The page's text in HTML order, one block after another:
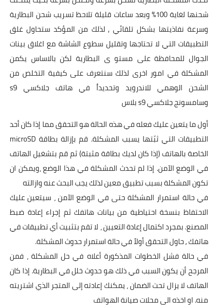
شحنها لغاية 100% وبعد ساعات قليلة تلاحظ تسريب شحن البطارية
وسرعة نفاذيتها بشكل تلقائي , لذلك من المؤكد ستحاول غلق
التطبيقات التي لا تحتاجها وتقليل سطوع الشاشة مع اغلاق بينات
الجوال للمحافظة على مستو ى البطارية لكن بالاساس يكمن
المشكلة في امور اخرى لذلك سنتعرف على كيفية التخلص من
الشحن الوهمي للاندرويد وتحديداُ في هاتف جلاكسي s9
وسامسونج جلاكسي s9 بلاس
أول ما يتعين عليك فعله في هذه الحالة هو التحقق مما إذا كان أحد
التطبيقات التي ثبّتها يسبب المشكلة. قم بإزالة بطاقة microSD
الخاصة بالهاتف (إذا كان لديك بطاقة مثبتة) ثم قم بتشغيل الهاتف
في الوضع الآمن. إذا لم تحدث المشكلة في هذا الوضع ،ويمكن ان
تكون المشكلة بسبب تطبيق معين لذلك يجب البحث عنه وازالته
في حالة استمرار المشكلة حتى في الوضع الآمن ، سيتعين عليك
الاحتفاظ بنسخة احتياطية من بيانات هاتفك ثم إجراء إعادة ضبط
المصنع. بمجرد اكتمال إعادة التعيين ، لا تقم بتثبيت أي تطبيقات في
هاتفك , حاول التحقق أولاً في حالة استمرار حدوث المشكلة.
في حالة فشل الخطوات المذكورة أعلاه في حل المشكلة ، فمن
المرجح أن يكون السبب في ذلك هو حدوث خلل في البطارية. إذا كان
الهاتف لا يزال تحت الضمان ، يمكنك إعادته إلى المتجر الذي اشتريته
منه. او اخذه الى محلات صيانة الهواتف